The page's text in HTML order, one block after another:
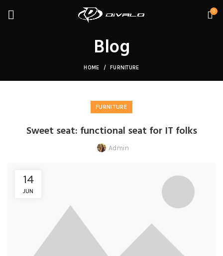
0
Blog
HOME FURNITURE
FURNITURE
Sweet seat: functional seat for IT folks
Admin
14
JUN